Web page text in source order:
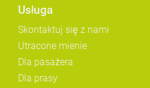
Usługa
Skontaktuj się z nami
Utracone mienie
Dla pasażera
Dla prasy